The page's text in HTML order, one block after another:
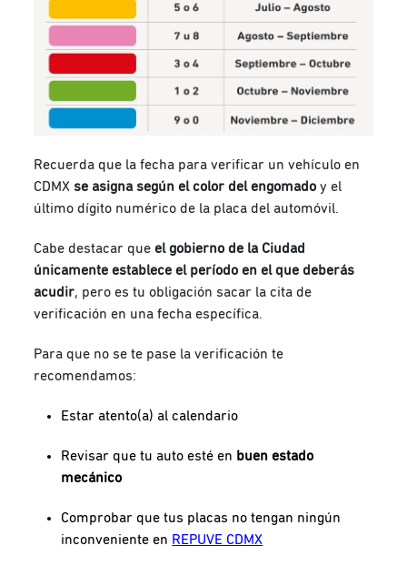
Recuerda que la fecha para verificar un vehículo en
CDMXse asigna según el color del engomado y el
último dígito numérico de la placa del automóvil.
Cabe destacar queel gobierno de la Ciudad
únicamente establece el período en el que deberás
acudir, pero es tu obligación sacar la cita de
verificación en una fecha específica.
Para que no se te pase la verificación te
recomendamos:
Estar atento(a) al calendario
Revisar que tu auto esté en buen estado
mecánico
Comprobar que tus placas no tengan ningún
inconveniente en REPUVE CDMX